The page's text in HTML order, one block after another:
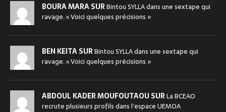
BOURA MARA SURBintou SYLLA dans une sextape qui
ravage. « Voici quelques précisions »
BEN KEITA SURBintou SYLLA dans une sextape qui
ravage. « Voici quelques précisions »
ABDOUL KADER MOUFOUTAOU SURLa BCEAO
recrute plusieurs profils dans l’espace UEMOA